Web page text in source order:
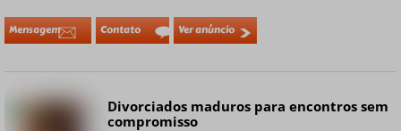
Mensagem Contato Ver anúncio
Online
Divorciados maduros para encontros sem
compromisso